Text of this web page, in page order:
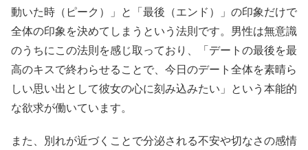
動いた時（ピーク）」と「最後（エンド）」の印象だけで
全体の印象を決めてしまうという法則です。男性は無意識
のうちにこの法則を感じ取っており、「デートの最後を最
高のキスで終わらせることで、今日のデート全体を素晴ら
しい思い出として彼女の心に刻み込みたい」という本能的
な欲求が働いています。
また、別れが近づくことで分泌される不安や切なさの感情